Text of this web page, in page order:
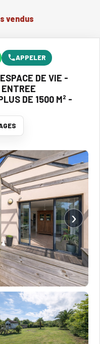
vendus
APPELER
DE VIE -
DE 1500 M² -
›